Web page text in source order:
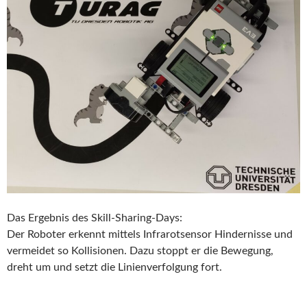
Das Ergebnis des Skill-Sharing-Days:
Der Roboter erkennt mittels Infrarotsensor Hindernisse und
vermeidet so Kollisionen. Dazu stoppt er die Bewegung,
dreht um und setzt die Linienverfolgung fort.